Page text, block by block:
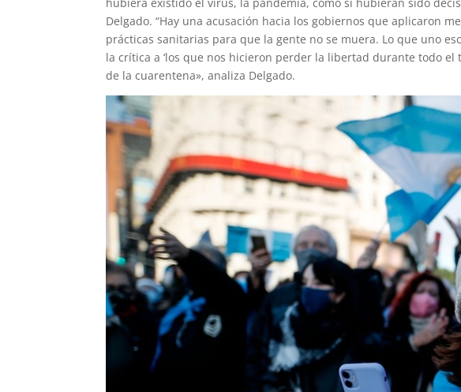
Delgado. “Hay una acusación hacia los gobiernos que aplicaron
prácticas sanitarias para que la gente no se muera. Lo que uno
la crítica a ‘los que nos hicieron perder la libertad durante todo
de la cuarentena», analiza Delgado.